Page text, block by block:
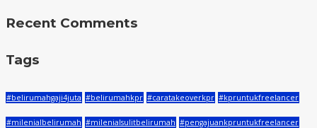
Recent Comments
Tags
#belirumahgaji4juta #belirumahkpr #caratakeoverkpr #kpruntukfreelancer
#milenialbelirumah #milenialsulitbelirumah #pengajuankpruntukfreelancer